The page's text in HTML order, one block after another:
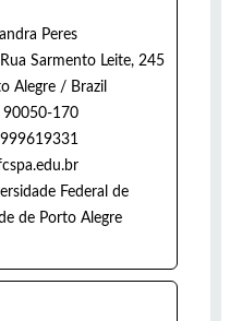
Peres
Rua Sarmento Leite, 245
Alegre / Brazil
90050-170
Federal de
de Porto Alegre